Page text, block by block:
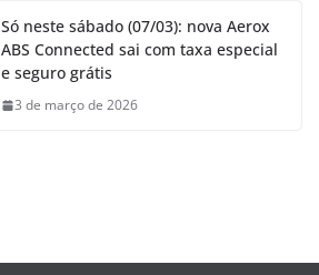
Só neste sábado (07/03): nova Aerox
ABS Connected sai com taxa especial
e seguro grátis
3 de março de 2026